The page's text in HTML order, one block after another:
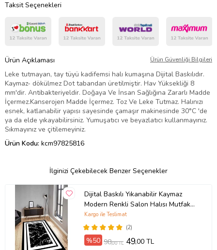
Taksit Seçenekleri
Ürün Açıklaması Ürün Güvenliği Bilgileri
Leke tutmayan, tay tüyü kadifemsi halı kumaşına Dijital Baskılıdır.
Kaymaz- dökülmez Dot tabandan üretilmiştir. Hav Yüksekliği 8
mm'dir. Antibakteriyeldir. Doğaya Ve İnsan Sağlığına Zararlı Madde
İçermez.Kanserojen Madde İçermez. Toz Ve Leke Tutmaz. Halınızı
esnek, katlanabilir yapısı sayesinde çamaşır makinesinde 30°C 'de
ya da elde yıkayabilirsiniz. Yumuşatıcı ve beyazlatıcı kullanmayınız.
Sıkmayınız ve çitilemeyiniz.
Ürün Kodu: kcm97825816
İlginizi Çekebilecek Benzer Seçenekler
Dijital Baskılı Yıkanabilir Kaymaz
Modern Renkli Salon Halısı Mutfak
Halısı Yolluk ND-HY-963 (Siyah)
(2)
Kargo ile Teslimat
%50 98,00 TL 49,00 TL